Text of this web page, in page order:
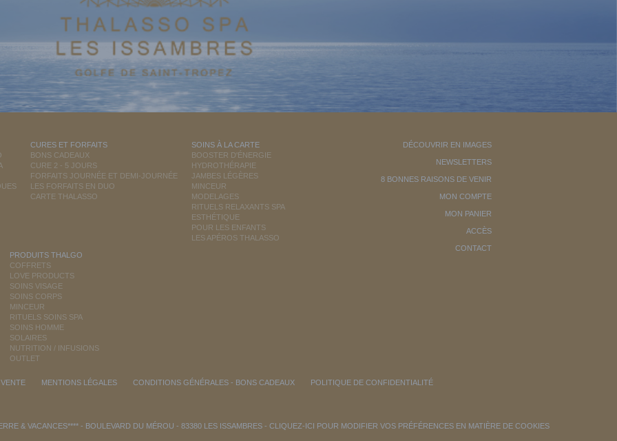
CURES ET FORFAITS
BONS CADEAUX
CURE 2 - 5 JOURS
FORFAITS JOURNÉE ET DEMI-JOURNÉE
LES FORFAITS EN DUO
CARTE THALASSO
SOINS À LA CARTE
BOOSTER D'ÉNERGIE
HYDROTHÉRAPIE
JAMBES LÉGÈRES
MINCEUR
MODELAGES
RITUELS RELAXANTS SPA
ESTHÉTIQUE
POUR LES ENFANTS
LES APÉROS THALASSO
PRODUITS THALGO
COFFRETS
LOVE PRODUCTS
SOINS VISAGE
SOINS CORPS
MINCEUR
RITUELS SOINS SPA
SOINS HOMME
SOLAIRES
NUTRITION / INFUSIONS
OUTLET
DÉCOUVRIR EN IMAGES
NEWSLETTERS
8 BONNES RAISONS DE VENIR
MON COMPTE
MON PANIER
ACCÈS
CONTACT
MENTIONS LÉGALES CONDITIONS GÉNÉRALES - BONS CADEAUX POLITIQUE DE CONFIDENTIALITÉ
& VACANCES**** - BOULEVARD DU MÉROU - 83380 LES ISSAMBRES - CLIQUEZ-ICI POUR MODIFIER VOS PRÉFÉRENCES EN MATIÈRE DE COOKIES